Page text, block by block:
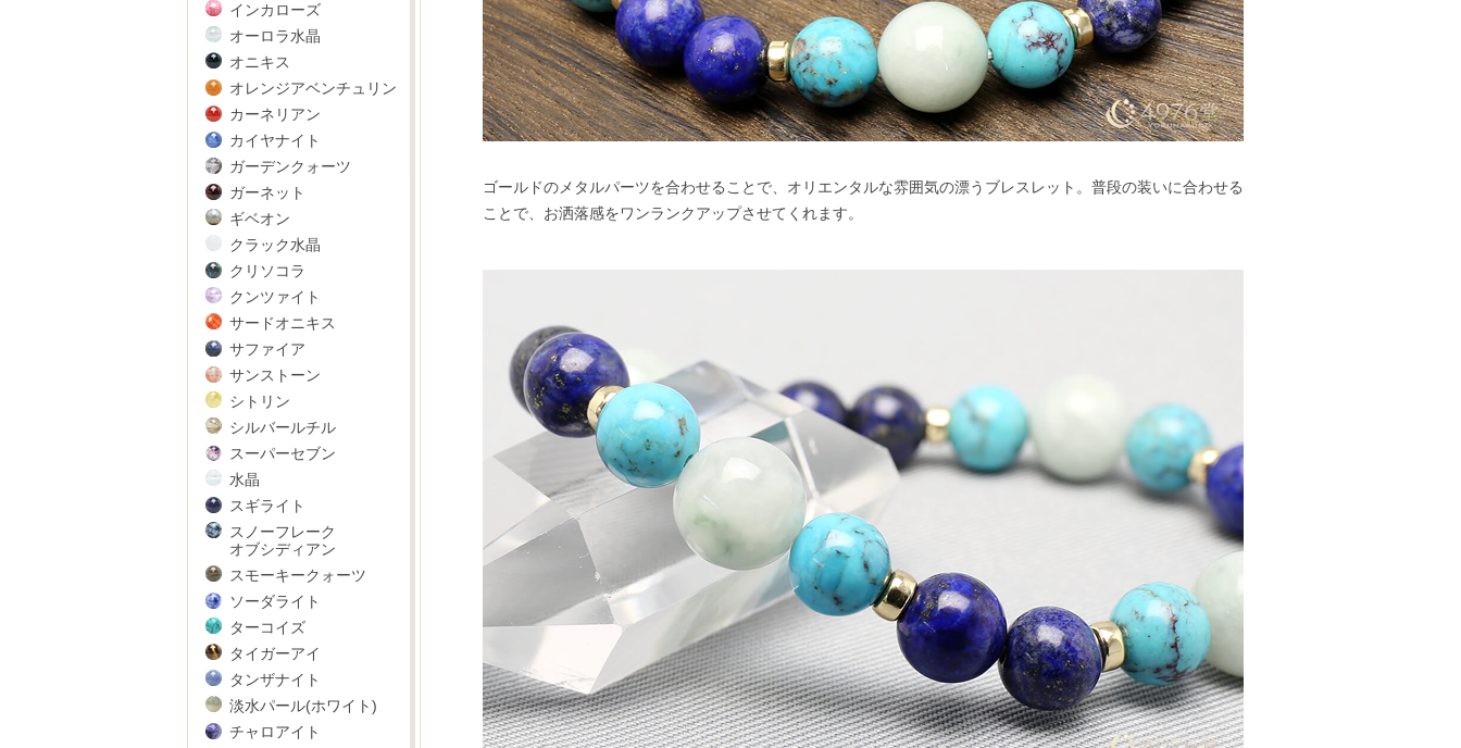
ゴールドのメタルパーツを合わせることで、オリエンタルな雰囲気の漂うブレスレット。普段の装いに合わせる
ことで、お洒落感をワンランクアップさせてくれます。
インカローズ
オーロラ水晶
オニキス
オレンジアベンチュリン
カーネリアン
カイヤナイト
ガーデンクォーツ
ガーネット
ギベオン
クラック水晶
クリソコラ
クンツァイト
サードオニキス
サファイア
サンストーン
シトリン
シルバールチル
スーパーセブン
水晶
スギライト
スノーフレーク
オブシディアン
スモーキークォーツ
ソーダライト
ターコイズ
タイガーアイ
タンザナイト
淡水パール(ホワイト)
チャロアイト